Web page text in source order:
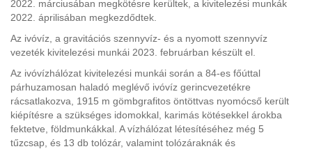
2022. márciusában megkötésre kerültek, a kivitelezési munkák
2022. áprilisában megkezdődtek.
Az ivóvíz, a gravitációs szennyvíz- és a nyomott szennyvíz
vezeték kivitelezési munkái 2023. februárban készült el.
Az ivóvízhálózat kivitelezési munkái során a 84-es főúttal
párhuzamosan haladó meglévő ivóvíz gerincvezetékre
rácsatlakozva, 1915 m gömbgrafitos öntöttvas nyomócső került
kiépítésre a szükséges idomokkal, karimás kötésekkel árokba
fektetve, földmunkákkal. A vízhálózat létesítéséhez még 5
tűzcsap, és 13 db tolózár, valamint tolózáraknák és